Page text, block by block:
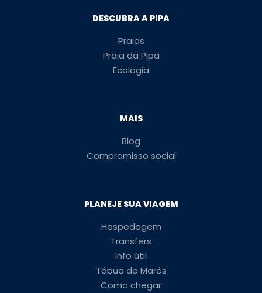
DESCUBRA A PIPA
Praias
Praia da Pipa
Ecologia
MAIS
Blog
Compromisso social
PLANEJE SUA VIAGEM
Hospedagem
Transfers
Info útil
Tábua de Marés
Como chegar